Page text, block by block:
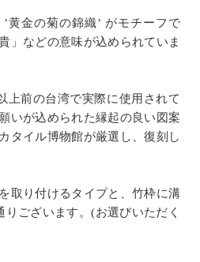
’黄金の菊の錦織’ がモチーフで
」などの意味が込められていま
上前の台湾で実際に使用されて
いが込められた縁起の良い図案
タイル博物館が厳選し、復刻し
取り付けるタイプと、竹枠に溝
ございます。(お選びいただく